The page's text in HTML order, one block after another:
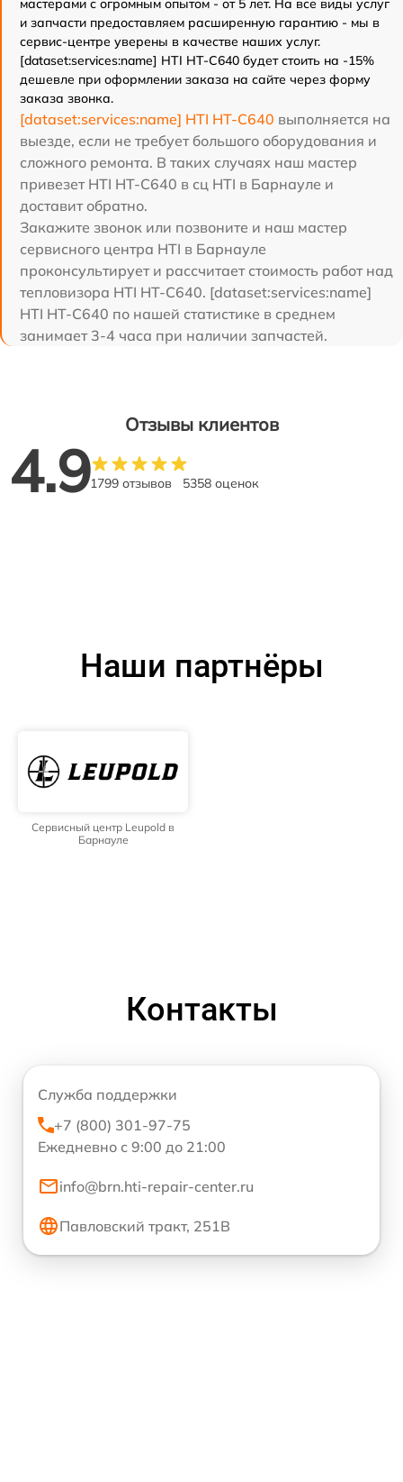
мастерами с огромным опытом - от 5 лет. На все виды услуг
и запчасти предоставляем расширенную гарантию - мы в
сервис-центре уверены в качестве наших услуг.
[dataset:services:name] HTI HT-C640 будет стоить на -15%
дешевле при оформлении заказа на сайте через форму
заказа звонка.
[dataset:services:name] HTI HT-C640 выполняется на
выезде, если не требует большого оборудования и
сложного ремонта. В таких случаях наш мастер
привезет HTI HT-C640 в сц HTI в Барнауле и
доставит обратно.
Закажите звонок или позвоните и наш мастер
сервисного центра HTI в Барнауле
проконсультирует и рассчитает стоимость работ над
тепловизора HTI HT-C640. [dataset:services:name]
HTI HT-C640 по нашей статистике в среднем
занимает 3-4 часа при наличии запчастей.
Отзывы клиентов
4.91799 отзывов 5358 оценок
Наши партнёры
Сервисный центр Leupold в
Барнауле
Контакты
Служба поддержки
+7 (800) 301-97-75
Ежедневно с 9:00 до 21:00
info@brn.hti-repair-center.ru
Павловский тракт, 251В